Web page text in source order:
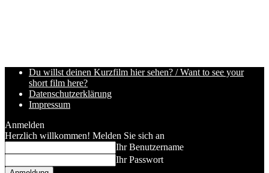
Du willst deinen Kurzfilm hier sehen? / Want to see your
short film here?
Datenschutzerklärung
Impressum
Anmelden
Herzlich willkommen! Melden Sie sich an
Ihr Benutzername
Ihr Passwort